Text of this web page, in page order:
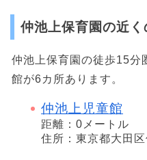
仲池上保育園の近く
仲池上保育園の徒歩15分
館が6カ所あります。
仲池上児童館
距離：0メートル
住所：東京都大田